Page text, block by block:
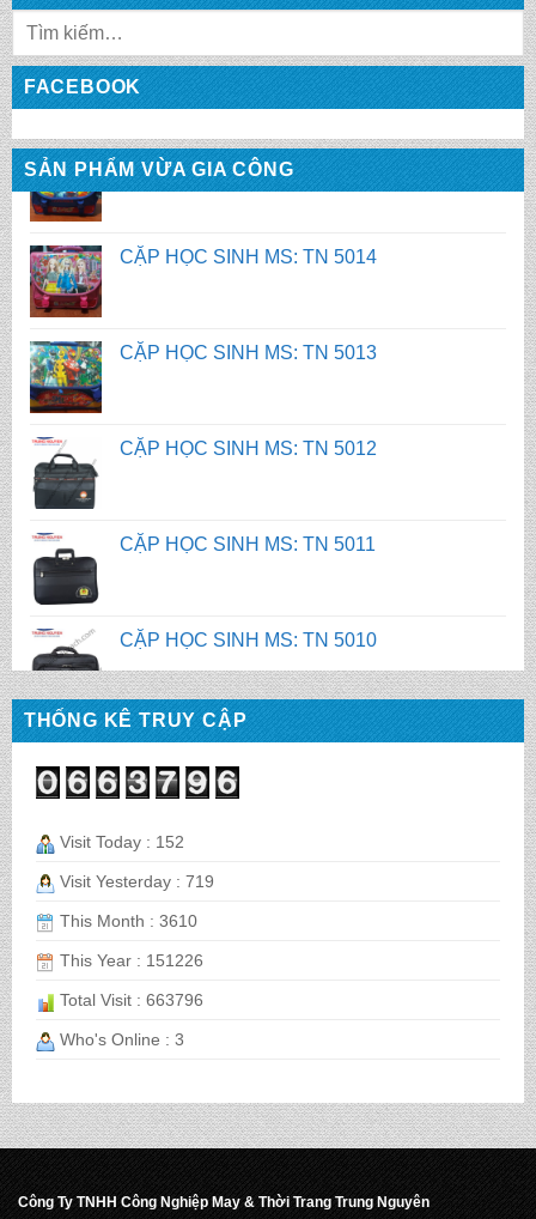
FACEBOOK
SẢN PHẨM VỪA GIA CÔNG
CẶP HỌC SINH MS: TN 5014
CẶP HỌC SINH MS: TN 5013
CẶP HỌC SINH MS: TN 5012
CẶP HỌC SINH MS: TN 5011
CẶP HỌC SINH MS: TN 5010
CẶP HỌC SINH MS: TN 5009
CẶP HỌC SINH MS: TN 5008
BALO HỌC SINH MS: TN 2058
BALO HỌC SINH MS: TN 2056
BALO HỌC SINH MS: TN 2070
BALO HỌC SINH MS: TN 2069
THỐNG KÊ TRUY CẬP
Visit Today : 152
Visit Yesterday : 719
This Month : 3610
This Year : 151226
Total Visit : 663796
Who's Online : 3
Công Ty TNHH Công Nghiệp May & Thời Trang Trung Nguyên